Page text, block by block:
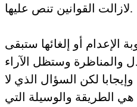
الإعدام أو إلغائها ستبقى
وستظل الآراء
لكن السؤال الذي لا
الطريقة والوسيلة التي